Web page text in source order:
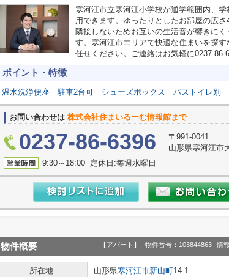
寒河江市立寒河江小学校が通学範囲内、
用できます。ゆったりとしたお部屋の広
隣接しないためお互いの生活音が響きに
す。寒河江市エリアで快適な住まいを探
任せください。ご連絡はお気軽に0237-86-
ポイント・特徴
温水洗浄便座 駐車2台可 シューズボックス バストイレ別
お問い合わせは 株式会社住まいるーむ情報館まで
0237-86-6396
〒991-0041
山形県寒河江市
9:30～18:00 定休日:毎週水曜日
物件概要 【アパート】 物件番号：103844863 情
所在地 山形県寒河江市新山町14-1